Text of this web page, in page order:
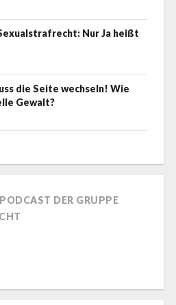
Nur Ja heißt
die Seite wechseln! Wie
Gewalt?
DER GRUPPE